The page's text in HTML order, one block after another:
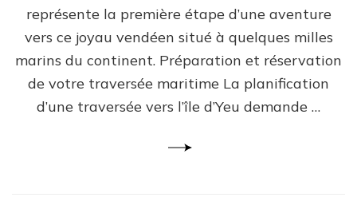
représente la première étape d’une aventure
vers ce joyau vendéen situé à quelques milles
marins du continent. Préparation et réservation
de votre traversée maritime La planification
d’une traversée vers l’île d’Yeu demande …